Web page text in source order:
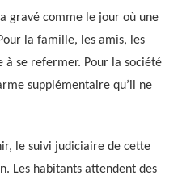
gravé comme le jour où une
la famille, les amis, les
se refermer. Pour la société
supplémentaire qu’il ne
le suivi judiciaire de cette
Les habitants attendent des